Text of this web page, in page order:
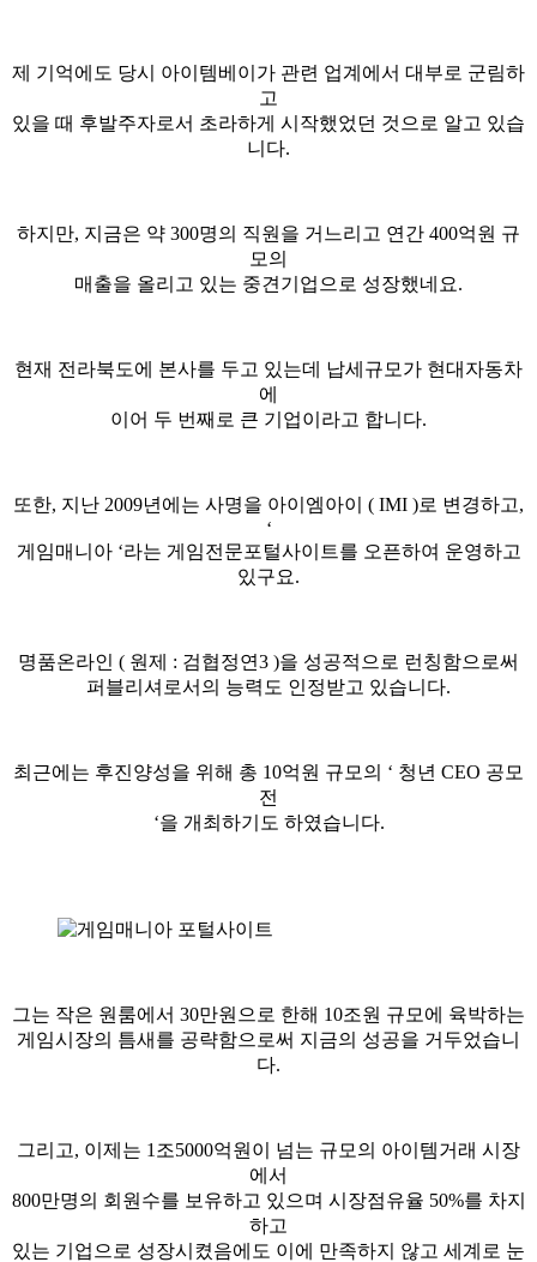
제 기억에도 당시 아이템베이가 관련 업계에서 대부로 군림하
고
있을 때 후발주자로서 초라하게 시작했었던 것으로 알고 있습
니다.
하지만, 지금은 약 300명의 직원을 거느리고 연간 400억원 규
모의
매출을 올리고 있는 중견기업으로 성장했네요.
현재 전라북도에 본사를 두고 있는데 납세규모가 현대자동차
에
이어 두 번째로 큰 기업이라고 합니다.
또한, 지난 2009년에는 사명을 아이엠아이 ( IMI )로 변경하고,
‘
게임매니아 ‘라는 게임전문포털사이트를 오픈하여 운영하고
있구요.
명품온라인 ( 원제 : 검협정연3 )을 성공적으로 런칭함으로써
퍼블리셔로서의 능력도 인정받고 있습니다.
최근에는 후진양성을 위해 총 10억원 규모의 ‘ 청년 CEO 공모
전
‘을 개최하기도 하였습니다.
그는 작은 원룸에서 30만원으로 한해 10조원 규모에 육박하는
게임시장의 틈새를 공략함으로써 지금의 성공을 거두었습니
다.
그리고, 이제는 1조5000억원이 넘는 규모의 아이템거래 시장
에서
800만명의 회원수를 보유하고 있으며 시장점유율 50%를 차지
하고
있는 기업으로 성장시켰음에도 이에 만족하지 않고 세계로 눈